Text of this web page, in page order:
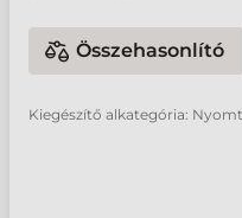
Összehasonlító
Kiegészítő alkategória: